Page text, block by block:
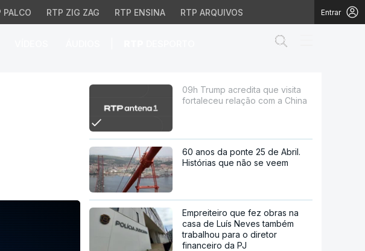
PALCO RTP ZIG ZAG RTP ENSINA RTP ARQUIVOS Entrar
relação com a China
09h Trump acredita que visita
fortaleceu relação com a China
60 anos da ponte 25 de Abril.
Histórias que não se veem
Empreiteiro que fez obras na
casa de Luís Neves também
trabalhou para o diretor
financeiro da PJ